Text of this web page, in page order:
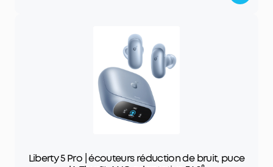
Liberty 5 Pro | écouteurs réduction de bruit, puce